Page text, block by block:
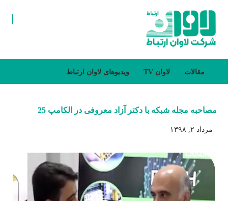
مقالات لاوان TV ویدیوهای لاوان ارتباط
مصاحبه مجله شبکه با دکتر آزاد معروفی در الکامپ 25
مرداد ۲, ۱۳۹۸